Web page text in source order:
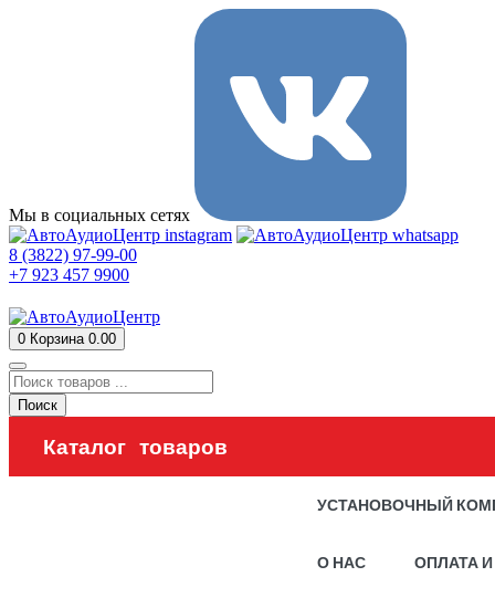
Мы в социальных сетях
8 (3822) 97-99-00
+7 923 457 9900
0 Корзина 0.00
Поиск
Каталог товаров
УСТАНОВОЧНЫЙ
О НАС ОПЛАТА